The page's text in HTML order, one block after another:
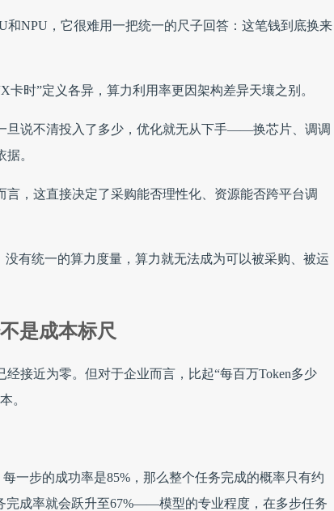
NPU，它很难用一把统一的尺子回答：这笔钱到底换来
时”定义各异，算力利用率更因架构差异天壤之别。
旦说不清投入了多少，优化就无从下手——换芯片、调调
。
，这直接决定了采购能否理性化、资源能否跨平台调
有统一的算力度量，算力就无法成为可以被采购、被运
是成本标尺
接近为零。但对于企业而言，比起“每百万Token多少
。
一步的成功率是85%，那么整个任务完成的概率只有约
完成率就会跃升至67%——模型的专业程度，在多步任务